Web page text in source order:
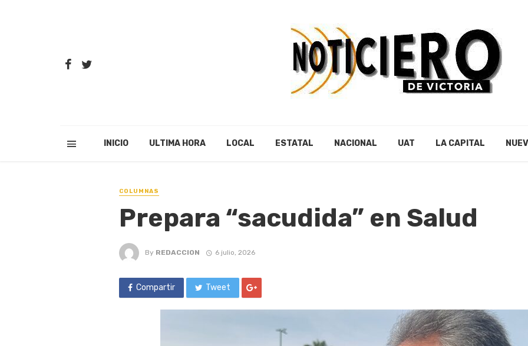
INICIO ULTIMA HORA LOCAL ESTATAL NACIONAL UAT LA CAPITAL
COLUMNAS
Prepara “sacudida” en Salud
By REDACCION 6 julio, 2026
Compartir Tweet